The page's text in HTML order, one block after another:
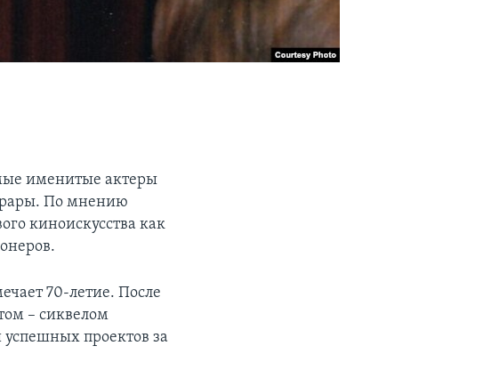
именитые актеры
По мнению
киноискусства как
70-летие. После
– сиквелом
проектов за